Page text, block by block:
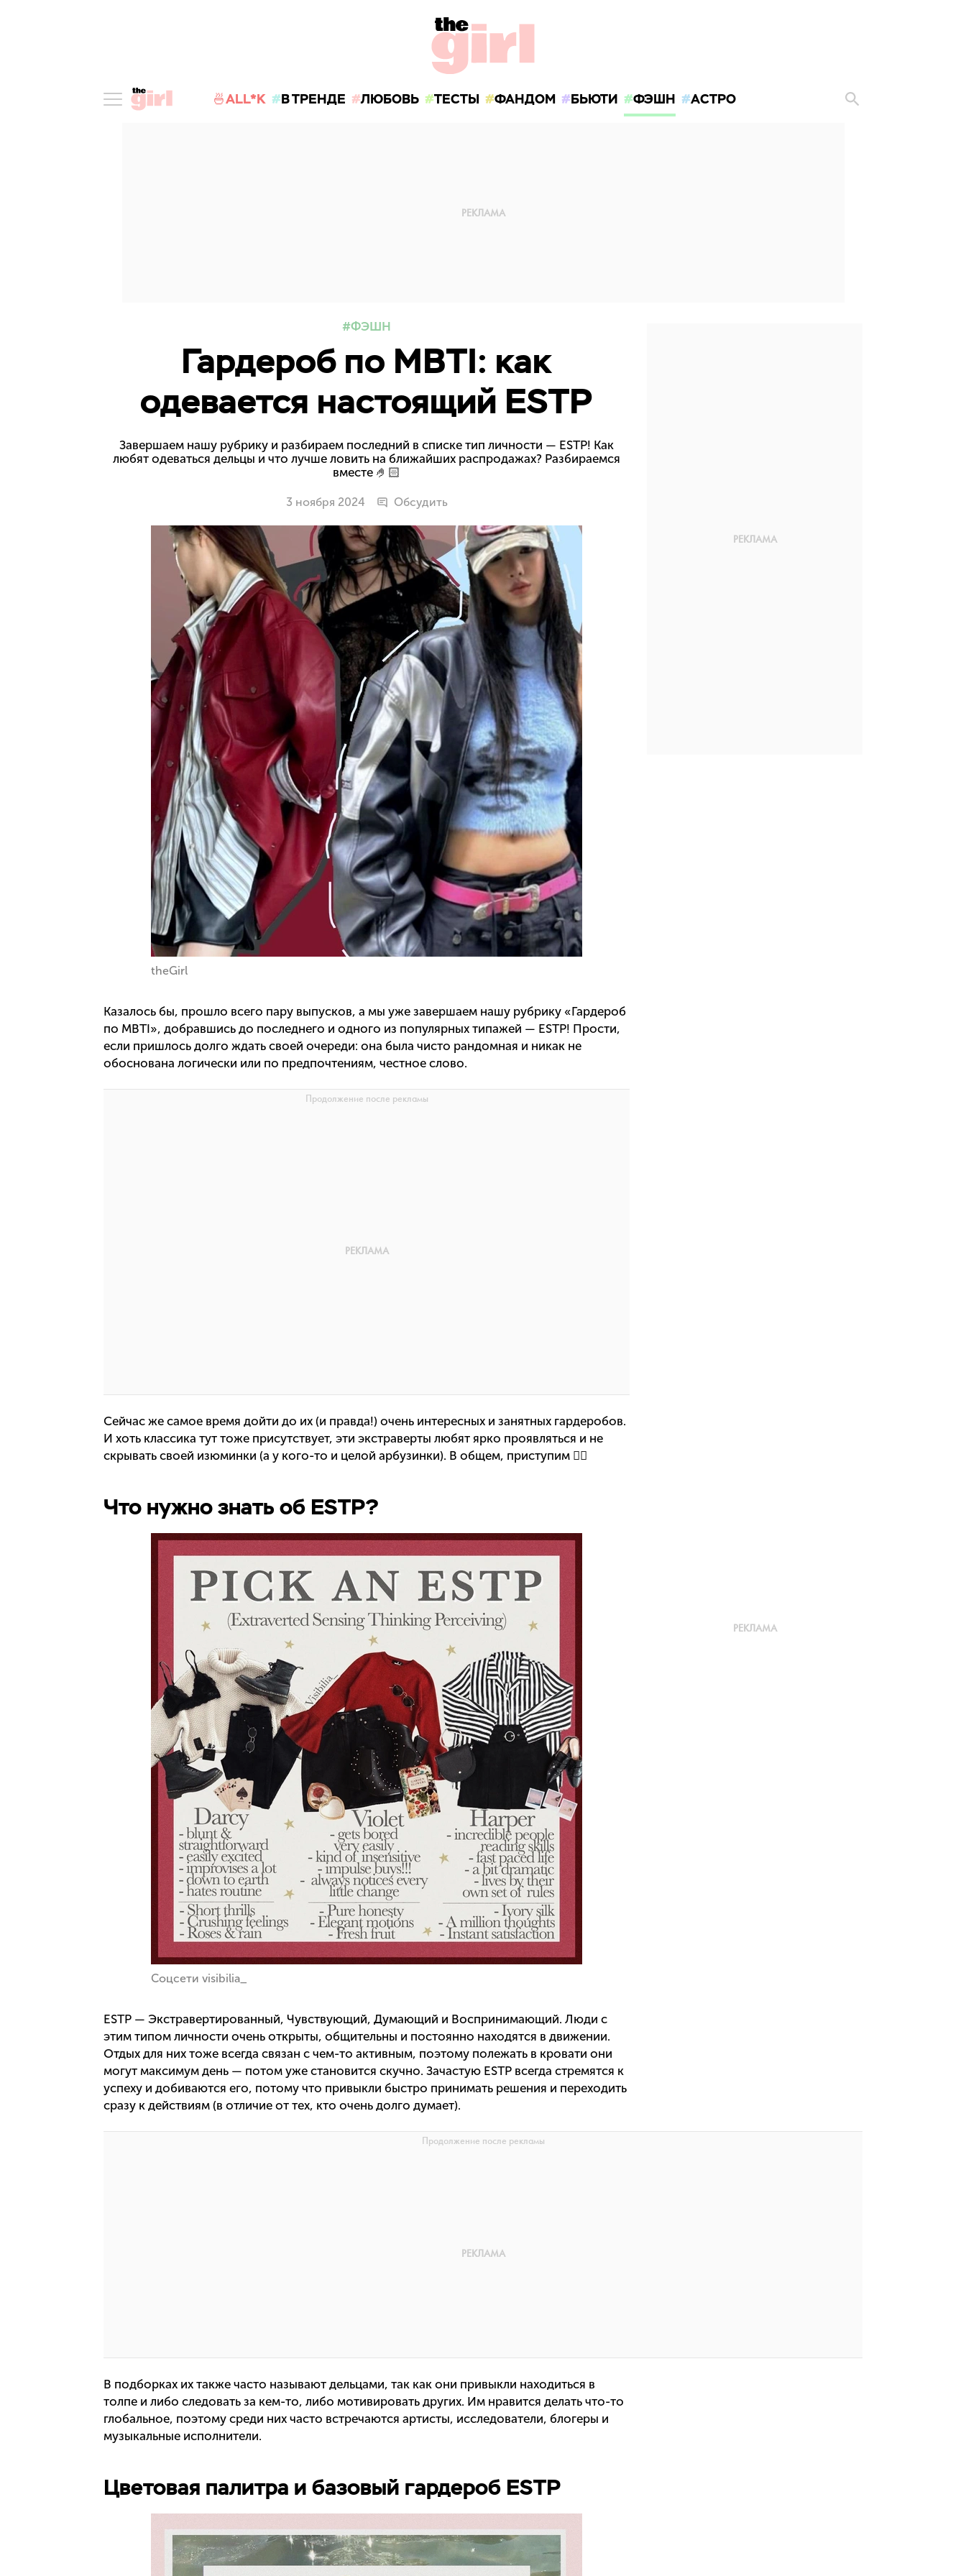
🍜ALL*K В ТРЕНДЕ ЛЮБОВЬ ТЕСТЫ ФАНДОМ БЬЮТИ ФЭШН АСТРО
ФЭШН
Гардероб по MBTI: как
одевается настоящий ESTP
Завершаем нашу рубрику и разбираем последний в списке тип личности — ESTP! Как
любят одеваться дельцы и что лучше ловить на ближайших распродажах? Разбираемся
вместе 🤌🏻
3 ноября 2024 Обсудить
theGirl
Казалось бы, прошло всего пару выпусков, а мы уже завершаем нашу рубрику «Гардероб
по MBTI», добравшись до последнего и одного из популярных типажей — ESTP! Прости,
если пришлось долго ждать своей очереди: она была чисто рандомная и никак не
обоснована логически или по предпочтениям, честное слово.
Сейчас же самое время дойти до их (и правда!) очень интересных и занятных гардеробов.
И хоть классика тут тоже присутствует, эти экстраверты любят ярко проявляться и не
скрывать своей изюминки (а у кого-то и целой арбузинки). В общем, приступим 👇🏻
Что нужно знать об ESTP?
Соцсети visibilia_
ESTP — Экстравертированный, Чувствующий, Думающий и Воспринимающий. Люди с
этим типом личности очень открыты, общительны и постоянно находятся в движении.
Отдых для них тоже всегда связан с чем-то активным, поэтому полежать в кровати они
могут максимум день — потом уже становится скучно. Зачастую ESTP всегда стремятся к
успеху и добиваются его, потому что привыкли быстро принимать решения и переходить
сразу к действиям (в отличие от тех, кто очень долго думает).
В подборках их также часто называют дельцами, так как они привыкли находиться в
толпе и либо следовать за кем-то, либо мотивировать других. Им нравится делать что-то
глобальное, поэтому среди них часто встречаются артисты, исследователи, блогеры и
музыкальные исполнители.
Цветовая палитра и базовый гардероб ESTP